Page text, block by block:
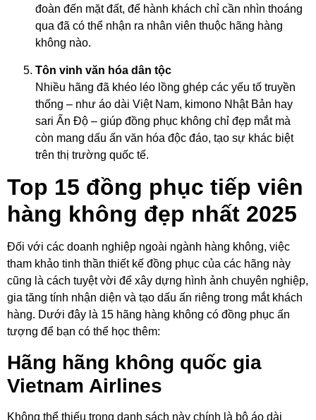
đoàn đến mặt đất, để hành khách chỉ cần nhìn thoáng
qua đã có thể nhận ra nhân viên thuộc hãng hàng
không nào.
Tôn vinh văn hóa dân tộc
Nhiều hãng đã khéo léo lồng ghép các yếu tố truyền
thống – như áo dài Việt Nam, kimono Nhật Bản hay
sari Ấn Độ – giúp đồng phục không chỉ đẹp mắt mà
còn mang dấu ấn văn hóa độc đáo, tạo sự khác biệt
trên thị trường quốc tế.
Top 15 đồng phục tiếp viên
hàng không đẹp nhất 2025
Đối với các doanh nghiệp ngoài ngành hàng không, việc
tham khảo tinh thần thiết kế đồng phục của các hãng này
cũng là cách tuyệt vời để xây dựng hình ảnh chuyên nghiệp,
gia tăng tính nhận diện và tạo dấu ấn riêng trong mắt khách
hàng. Dưới đây là 15 hãng hàng không có đồng phục ấn
tượng để bạn có thể học thêm:
Hãng hãng không quốc gia
Vietnam Airlines
Không thể thiếu trong danh sách này chính là bộ áo dài